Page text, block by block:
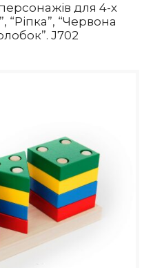
для 4-х
“Ріпка”, “Червона
J702